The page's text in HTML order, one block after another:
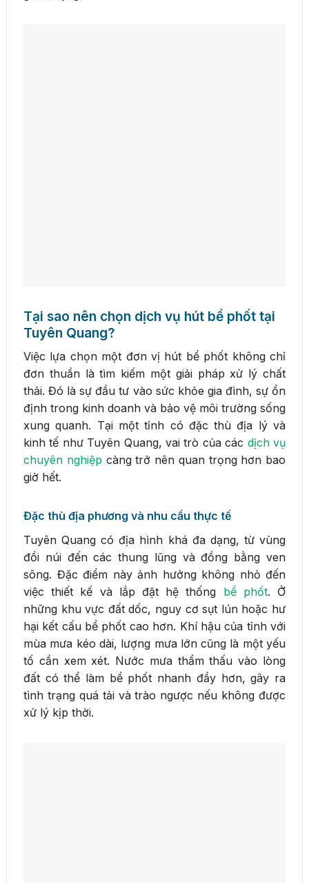
Tại sao nên chọn dịch vụ hút bể phốt tại
Tuyên Quang?
Việc lựa chọn một đơn vị hút bể phốt không chỉ
đơn thuần là tìm kiếm một giải pháp xử lý chất
thải. Đó là sự đầu tư vào sức khỏe gia đình, sự ổn
định trong kinh doanh và bảo vệ môi trường sống
xung quanh. Tại một tỉnh có đặc thù địa lý và
kinh tế như Tuyên Quang, vai trò của các dịch vụ
chuyên nghiệp càng trở nên quan trọng hơn bao
giờ hết.
Đặc thù địa phương và nhu cầu thực tế
Tuyên Quang có địa hình khá đa dạng, từ vùng
đồi núi đến các thung lũng và đồng bằng ven
sông. Đặc điểm này ảnh hưởng không nhỏ đến
việc thiết kế và lắp đặt hệ thống bể phốt. Ở
những khu vực đất dốc, nguy cơ sụt lún hoặc hư
hại kết cấu bể phốt cao hơn. Khí hậu của tỉnh với
mùa mưa kéo dài, lượng mưa lớn cũng là một yếu
tố cần xem xét. Nước mưa thẩm thấu vào lòng
đất có thể làm bể phốt nhanh đầy hơn, gây ra
tình trạng quá tải và trào ngược nếu không được
xử lý kịp thời.